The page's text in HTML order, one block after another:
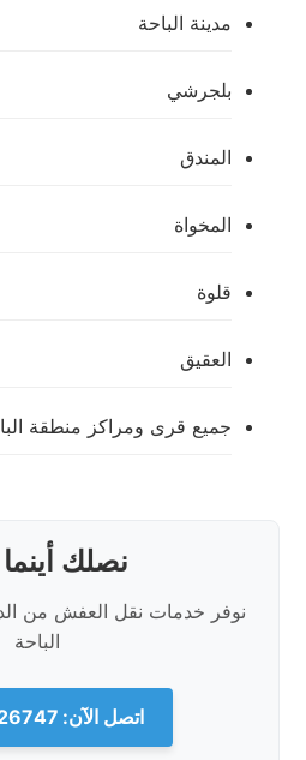
مدينة الباحة
بلجرشي
المندق
المخواة
قلوة
العقيق
جميع قرى ومراكز منطقة
نصلك
نوفر خدمات نقل العفش من
الباحة
اتصل الآن: 0540026747